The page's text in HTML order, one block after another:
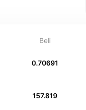
Beli
0.70691
157.819